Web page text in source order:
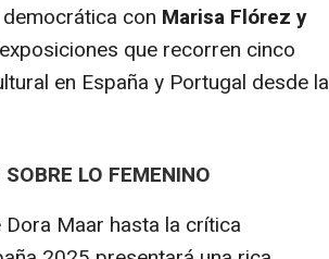
con Marisa Flórez y
que recorren cinco
en España y Portugal desde la
LO FEMENINO
Maar hasta la crítica